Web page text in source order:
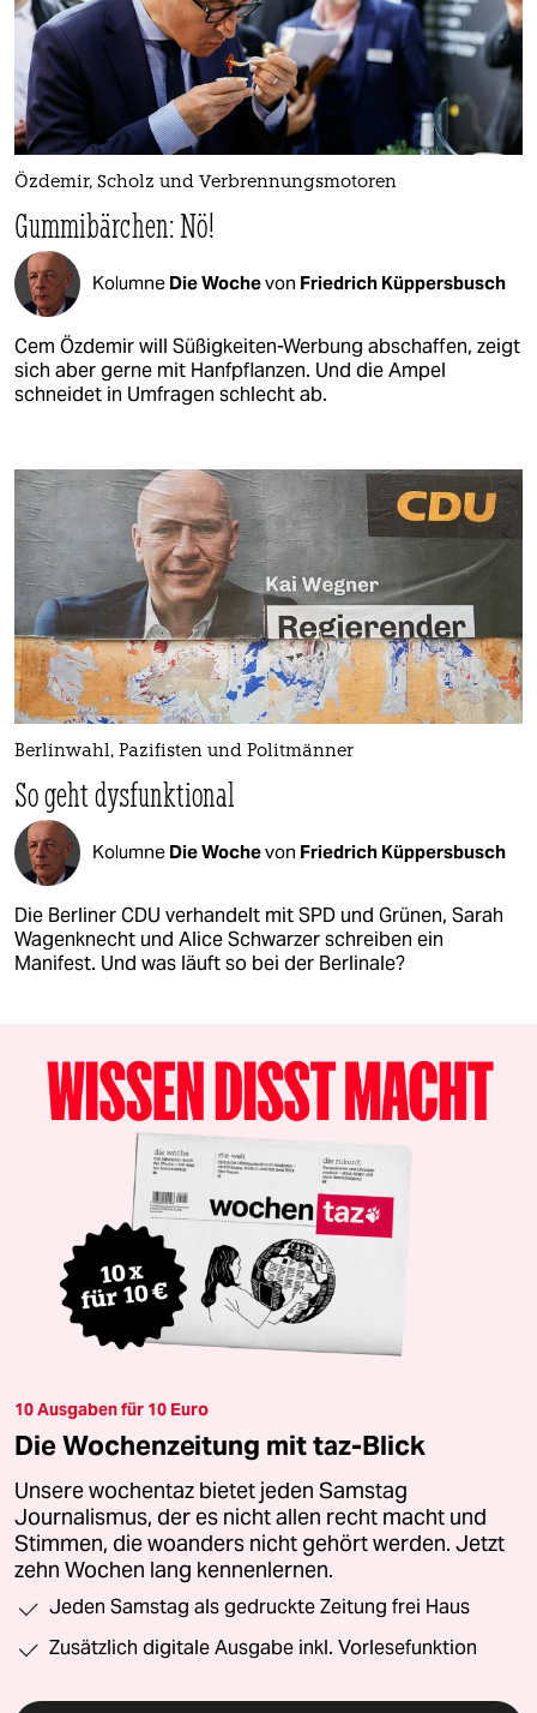
Özdemir, Scholz und Verbrennungsmotoren
Gummibärchen: Nö!
Kolumne Die Wochevon Friedrich Küppersbusch
Cem Özdemir will Süßigkeiten-Werbung abschaffen, zeigt
sich aber gerne mit Hanfpflanzen. Und die Ampel
schneidet in Umfragen schlecht ab.
Berlinwahl, Pazifisten und Politmänner
So geht dysfunktional
Kolumne Die Wochevon Friedrich Küppersbusch
Die Berliner CDU verhandelt mit SPD und Grünen, Sarah
Wagenknecht und Alice Schwarzer schreiben ein
Manifest. Und was läuft so bei der Berlinale?
10 Ausgaben für 10 Euro
Die Wochenzeitung mit taz-Blick
Unsere wochentaz bietet jeden Samstag
Journalismus, der es nicht allen recht macht und
Stimmen, die woanders nicht gehört werden. Jetzt
zehn Wochen lang kennenlernen.
Jeden Samstag als gedruckte Zeitung frei Haus
Zusätzlich digitale Ausgabe inkl. Vorlesefunktion